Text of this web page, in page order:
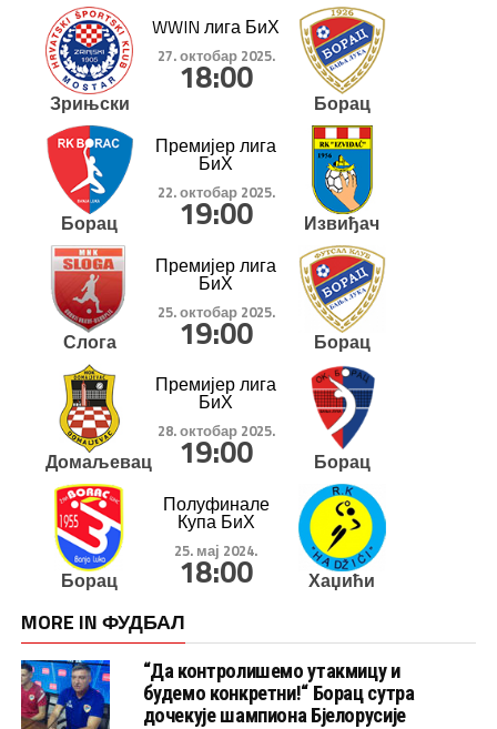
Зрињски
WWIN лига БиХ
27. октобар 2025.
18:00
Борац
Борац
Премијер лига
БиХ
22. октобар 2025.
19:00 Извиђач
Слога
Премијер лига
БиХ
25. октобар 2025.
19:00 Борац
Домаљевац
Премијер лига
БиХ
28. октобар 2025.
19:00 Борац
Борац
Полуфинале
Купа БиХ
25. мај 2024.
18:00 Хаџићи
MORE IN ФУДБАЛ
“Да контролишемо утакмицу и
будемо конкретни!“ Борац сутра
дочекује шампиона Бјелорусије